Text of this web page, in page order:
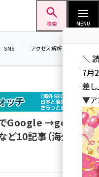
検索 MENU
SNS アクセス解析／データ分析
Google →goo
10記事（海外&国
＼
7月
差し
▼ア